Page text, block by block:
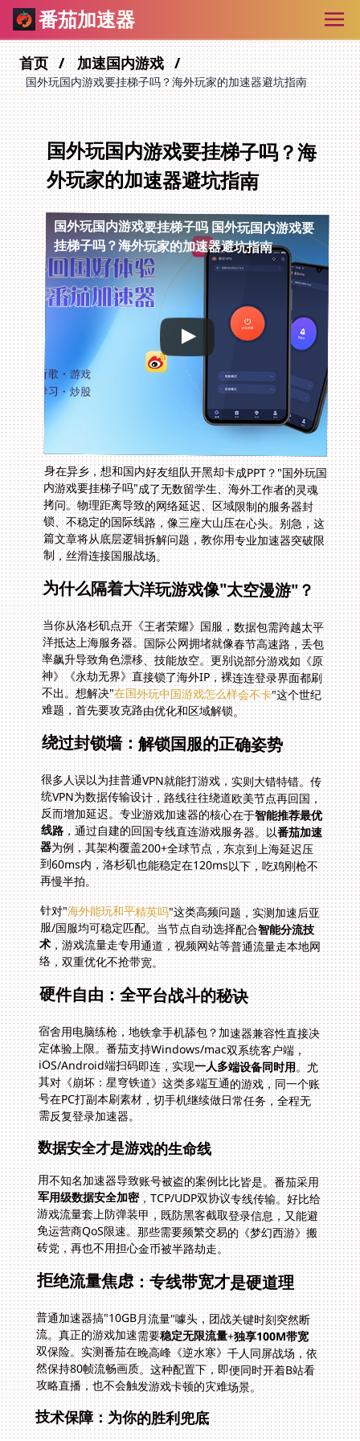
番茄加速器
首页 加速国内游戏
国外玩国内游戏要挂梯子吗？海外玩家的加速器避坑指南
国外玩国内游戏要挂梯子吗？海
外玩家的加速器避坑指南
国外玩国内游戏要挂梯子吗 国外玩国内游戏要
挂梯子吗？海外玩家的加速器避坑指南
身在异乡，想和国内好友组队开黑却卡成PPT？"国外玩国
内游戏要挂梯子吗"成了无数留学生、海外工作者的灵魂
拷问。物理距离导致的网络延迟、区域限制的服务器封
锁、不稳定的国际线路，像三座大山压在心头。别急，这
篇文章将从底层逻辑拆解问题，教你用专业加速器突破限
制，丝滑连接国服战场。
为什么隔着大洋玩游戏像"太空漫游"？
当你从洛杉矶点开《王者荣耀》国服，数据包需跨越太平
洋抵达上海服务器。国际公网拥堵就像春节高速路，丢包
率飙升导致角色漂移、技能放空。更别说部分游戏如《原
神》《永劫无界》直接锁了海外IP，裸连连登录界面都刷
不出。想解决"在国外玩中国游戏怎么样会不卡"这个世纪
难题，首先要攻克路由优化和区域解锁。
绕过封锁墙：解锁国服的正确姿势
很多人误以为挂普通VPN就能打游戏，实则大错特错。传
统VPN为数据传输设计，路线往往绕道欧美节点再回国，
反而增加延迟。专业游戏加速器的核心在于智能推荐最优
线路，通过自建的回国专线直连游戏服务器。以番茄加速
器为例，其架构覆盖200+全球节点，东京到上海延迟压
到60ms内，洛杉矶也能稳定在120ms以下，吃鸡刚枪不
再慢半拍。
针对"海外能玩和平精英吗"这类高频问题，实测加速后亚
服/国服均可稳定匹配。当节点自动选择配合智能分流技
术，游戏流量走专用通道，视频网站等普通流量走本地网
络，双重优化不抢带宽。
硬件自由：全平台战斗的秘诀
宿舍用电脑练枪，地铁拿手机舔包？加速器兼容性直接决
定体验上限。番茄支持Windows/mac双系统客户端，
iOS/Android端扫码即连，实现一人多端设备同时用。尤
其对《崩坏：星穹铁道》这类多端互通的游戏，同一个账
号在PC打副本刷素材，切手机继续做日常任务，全程无
需反复登录加速器。
数据安全才是游戏的生命线
用不知名加速器导致账号被盗的案例比比皆是。番茄采用
军用级数据安全加密，TCP/UDP双协议专线传输。好比给
游戏流量套上防弹装甲，既防黑客截取登录信息，又能避
免运营商QoS限速。那些需要频繁交易的《梦幻西游》搬
砖党，再也不用担心金币被半路劫走。
拒绝流量焦虑：专线带宽才是硬道理
普通加速器搞"10GB月流量"噱头，团战关键时刻突然断
流。真正的游戏加速需要稳定无限流量+独享100M带宽
双保险。实测番茄在晚高峰《逆水寒》千人同屏战场，依
然保持80帧流畅画质。这种配置下，即便同时开着B站看
攻略直播，也不会触发游戏卡顿的灾难场景。
技术保障：为你的胜利兜底